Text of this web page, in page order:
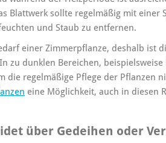
Blattwerk sollte regelmäßig mit einer
und Staub zu entfernen.
einer Zimmerpflanze, deshalb ist
zu dunklen Bereichen,
die regelmäßige Pflege der Pflanzen
eine Möglichkeit, auch in diesen
über Gedeihen oder